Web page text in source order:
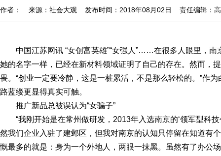
作者： 来源：社会大观 发布时间：2018年08月02日 责任编辑：
中国江苏网讯 “女创富英雄”“女强人”……在很多人眼里，
她的名字一样，已经在新材料领域证明了自己的存在。然而，
畏。“创业一定要冷静，这是一桩累活，不是那么轻松的。”作
路蓝缕更显得真实可触。
推广新品总被误认为“女骗子”
“我刚开始是在常州做研发，2013年入选南京的‘领军型科
然我们企业入驻了建邺区，但我对南京的认知只停留在知道有
慨最多的就是：身为一个外地人，两眼一抹黑。虽然有了办公